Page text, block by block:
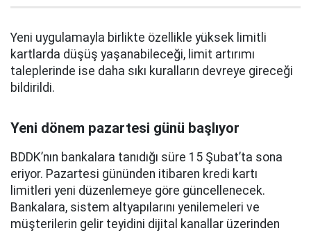
Yeni uygulamayla birlikte özellikle yüksek limitli
kartlarda düşüş yaşanabileceği, limit artırımı
taleplerinde ise daha sıkı kuralların devreye gireceği
bildirildi.
Yeni dönem pazartesi günü başlıyor
BDDK’nın bankalara tanıdığı süre 15 Şubat’ta sona
eriyor. Pazartesi gününden itibaren kredi kartı
limitleri yeni düzenlemeye göre güncellenecek.
Bankalara, sistem altyapılarını yenilemeleri ve
müşterilerin gelir teyidini dijital kanallar üzerinden